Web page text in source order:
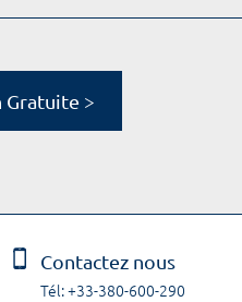
Gratuite >
Contactez nous
Tél: +33-380-600-290